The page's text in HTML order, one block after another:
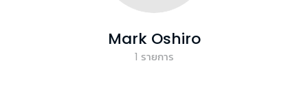
Mark Oshiro
1 รายการ